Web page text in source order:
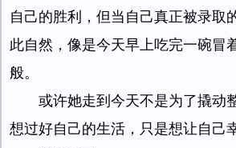
自己的胜利，但当自己真正被录取
此自然，像是今天早上吃完一碗冒
般。
或许她走到今天不是为了撬动
想过好自己的生活，只是想让自己